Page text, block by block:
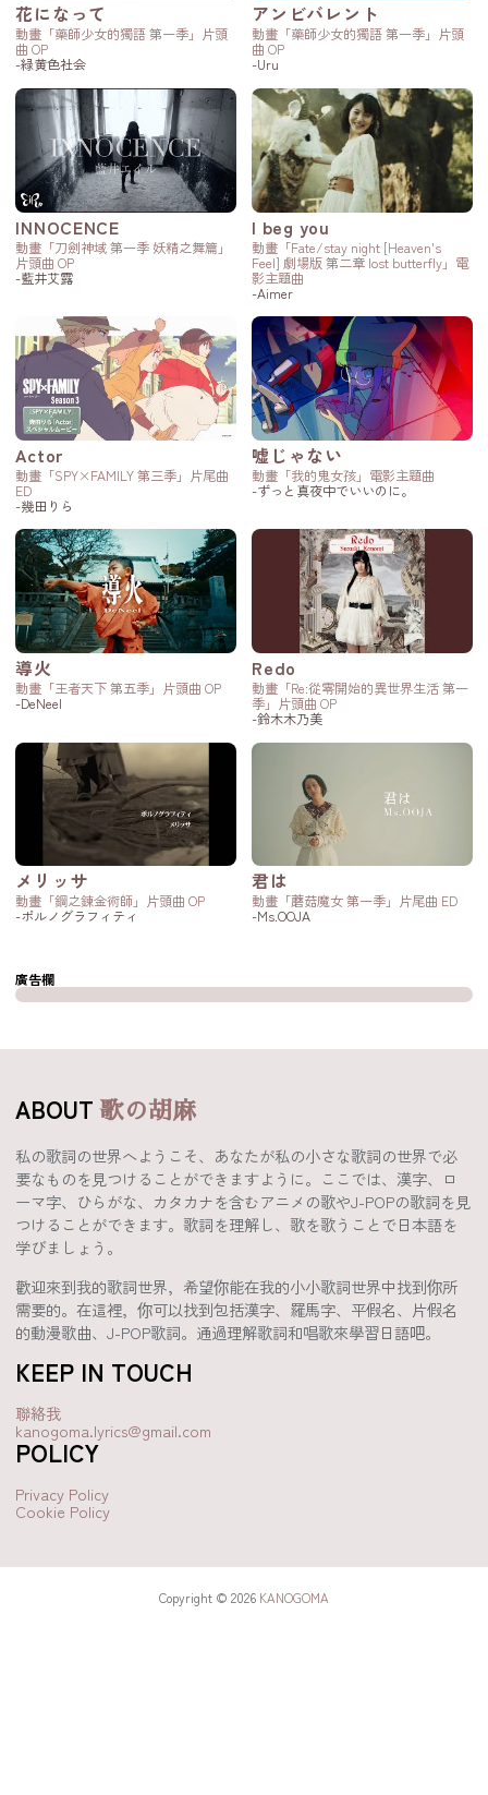
花になって
動畫「藥師少女的獨語 第一季」片頭
曲 OP
-緑黄色社会
アンビバレント
動畫「藥師少女的獨語 第一季」片頭
曲 OP
-Uru
INNOCENCE
動畫「刀劍神域 第一季 妖精之舞篇」
片頭曲 OP
-藍井艾露
I beg you
動畫「Fate/stay night [Heaven's
Feel] 劇場版 第二章 lost butterfly」電
影主題曲
-Aimer
Actor
動畫「SPY×FAMILY 第三季」片尾曲
ED
-幾田りら
嘘じゃない
動畫「我的鬼女孩」電影主題曲
-ずっと真夜中でいいのに。
導火
動畫「王者天下 第五季」片頭曲 OP
-DeNeel
Redo
動畫「Re:從零開始的異世界生活 第一
季」片頭曲 OP
-鈴木木乃美
メリッサ
動畫「鋼之錬金術師」片頭曲 OP
-ポルノグラフィティ
君は
動畫「蘑菇魔女 第一季」片尾曲 ED
-Ms.OOJA
廣告欄
ABOUT歌の胡麻
私の歌詞の世界へようこそ、あなたが私の小さな歌詞の世界で必
要なものを見つけることができますように。ここでは、漢字、ロ
ーマ字、ひらがな、カタカナを含むアニメの歌やJ-POPの歌詞を見
つけることができます。歌詞を理解し、歌を歌うことで日本語を
学びましょう。
歡迎來到我的歌詞世界，希望你能在我的小小歌詞世界中找到你所
需要的。在這裡，你可以找到包括漢字、羅馬字、平假名、片假名
的動漫歌曲、J-POP歌詞。通過理解歌詞和唱歌來學習日語吧。
KEEP IN TOUCH
聯絡我
kanogoma.lyrics@gmail.com
POLICY
Privacy Policy
Cookie Policy
Copyright © 2026 KANOGOMA